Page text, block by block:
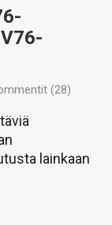
(28)
lainkaan